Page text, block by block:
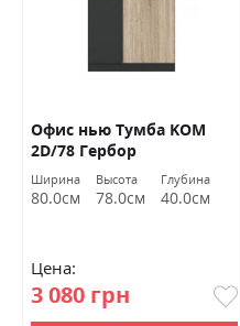
Офис нью Тумба KOM
2D/78 Гербор
Ширина
80.0см
Высота
78.0см
Глубина
40.0см
Цена:
3 080 грн